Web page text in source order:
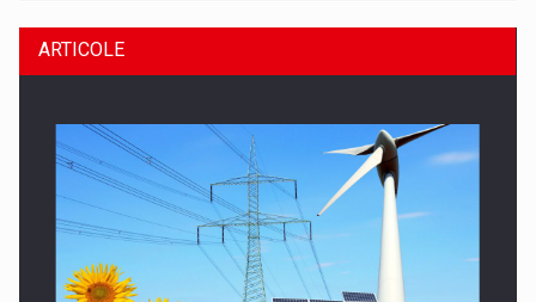
CEO Conference - Shaping The Future - Technology and…
ARTICOLE